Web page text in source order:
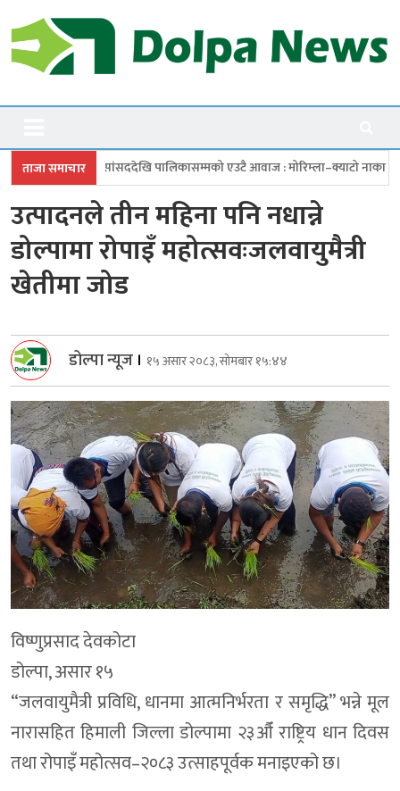
to
content
Dolpanews
ताजा समाचार
पालिकासम्मको एउटै आवाज : मोरिम्ला–क्याटो नाका तत्काल खोल चारबुँदे
उत्पादनले तीन महिना पनि नधान्ने
डोल्पामा रोपाइँ महोत्सवःजलवायुमैत्री
खेतीमा जोड
डोल्पा न्यूज । १५ असार २०८३, सोमबार १५:४४
विष्णुप्रसाद देवकोटा
डोल्पा, असार १५
“जलवायुमैत्री प्रविधि, धानमा आत्मनिर्भरता र समृद्धि” भन्ने मूल
नारासहित हिमाली जिल्ला डोल्पामा २३औँ राष्ट्रिय धान दिवस
तथा रोपाइँ महोत्सव–२०८३ उत्साहपूर्वक मनाइएको छ।